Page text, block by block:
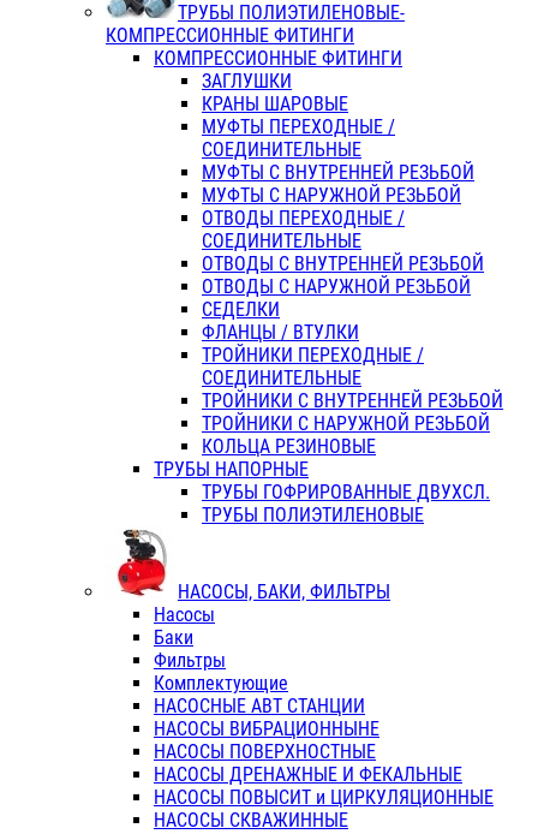
ТРУБЫ ПОЛИЭТИЛЕНОВЫЕ-
КОМПРЕССИОННЫЕ ФИТИНГИ
КОМПРЕССИОННЫЕ ФИТИНГИ
ЗАГЛУШКИ
КРАНЫ ШАРОВЫЕ
МУФТЫ ПЕРЕХОДНЫЕ /
СОЕДИНИТЕЛЬНЫЕ
МУФТЫ С ВНУТРЕННЕЙ РЕЗЬБОЙ
МУФТЫ С НАРУЖНОЙ РЕЗЬБОЙ
ОТВОДЫ ПЕРЕХОДНЫЕ /
СОЕДИНИТЕЛЬНЫЕ
ОТВОДЫ С ВНУТРЕННЕЙ РЕЗЬБОЙ
ОТВОДЫ С НАРУЖНОЙ РЕЗЬБОЙ
СЕДЕЛКИ
ФЛАНЦЫ / ВТУЛКИ
ТРОЙНИКИ ПЕРЕХОДНЫЕ /
СОЕДИНИТЕЛЬНЫЕ
ТРОЙНИКИ С ВНУТРЕННЕЙ РЕЗЬБОЙ
ТРОЙНИКИ С НАРУЖНОЙ РЕЗЬБОЙ
КОЛЬЦА РЕЗИНОВЫЕ
ТРУБЫ НАПОРНЫЕ
ТРУБЫ ГОФРИРОВАННЫЕ ДВУХСЛ.
ТРУБЫ ПОЛИЭТИЛЕНОВЫЕ
НАСОСЫ, БАКИ, ФИЛЬТРЫ
Насосы
Баки
Фильтры
Комплектующие
НАСОСНЫЕ АВТ СТАНЦИИ
НАСОСЫ ВИБРАЦИОННЫНЕ
НАСОСЫ ПОВЕРХНОСТНЫЕ
НАСОСЫ ДРЕНАЖНЫЕ И ФЕКАЛЬНЫЕ
НАСОСЫ ПОВЫСИТ и ЦИРКУЛЯЦИОННЫЕ
НАСОСЫ СКВАЖИННЫЕ